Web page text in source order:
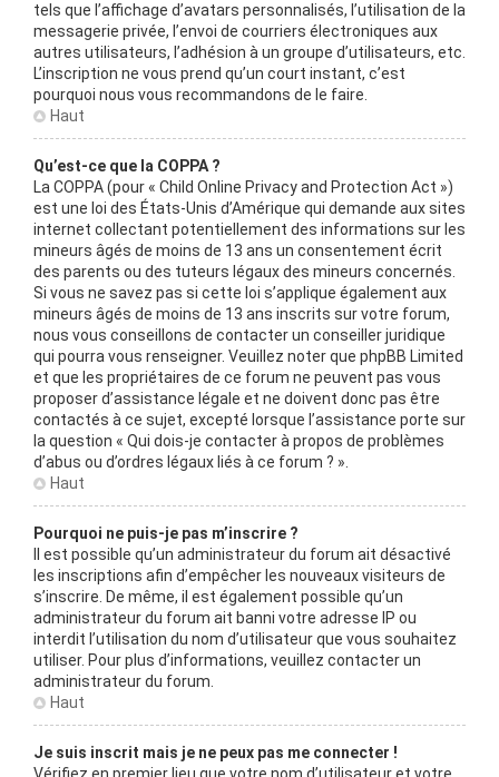
tels que l’affichage d’avatars personnalisés, l’utilisation de la
messagerie privée, l’envoi de courriers électroniques aux
autres utilisateurs, l’adhésion à un groupe d’utilisateurs, etc.
L’inscription ne vous prend qu’un court instant, c’est
pourquoi nous vous recommandons de le faire.
Haut
Qu’est-ce que la COPPA ?
La COPPA (pour « Child Online Privacy and Protection Act »)
est une loi des États-Unis d’Amérique qui demande aux sites
internet collectant potentiellement des informations sur les
mineurs âgés de moins de 13 ans un consentement écrit
des parents ou des tuteurs légaux des mineurs concernés.
Si vous ne savez pas si cette loi s’applique également aux
mineurs âgés de moins de 13 ans inscrits sur votre forum,
nous vous conseillons de contacter un conseiller juridique
qui pourra vous renseigner. Veuillez noter que phpBB Limited
et que les propriétaires de ce forum ne peuvent pas vous
proposer d’assistance légale et ne doivent donc pas être
contactés à ce sujet, excepté lorsque l’assistance porte sur
la question « Qui dois-je contacter à propos de problèmes
d’abus ou d’ordres légaux liés à ce forum ? ».
Haut
Pourquoi ne puis-je pas m’inscrire ?
Il est possible qu’un administrateur du forum ait désactivé
les inscriptions afin d’empêcher les nouveaux visiteurs de
s’inscrire. De même, il est également possible qu’un
administrateur du forum ait banni votre adresse IP ou
interdit l’utilisation du nom d’utilisateur que vous souhaitez
utiliser. Pour plus d’informations, veuillez contacter un
administrateur du forum.
Haut
Je suis inscrit mais je ne peux pas me connecter !